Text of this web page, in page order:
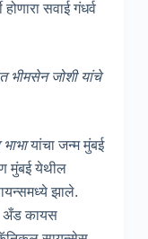
सवाई गंधर्व
भीमसेन जोशी यांचे
यांचा जन्म मुंबई
मुंबई येथील
झाले.
अँड कायस